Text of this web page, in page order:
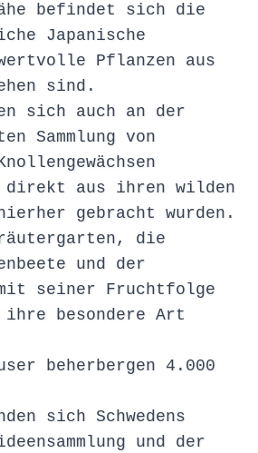
befindet sich die
Japanische
Pflanzen aus
sind.
sich auch an der
Sammlung von
aus ihren wilden
hierher gebracht wurden.
die
und der
mit seiner Fruchtfolge
besondere Art
beherbergen 4.000
sich Schwedens
und der